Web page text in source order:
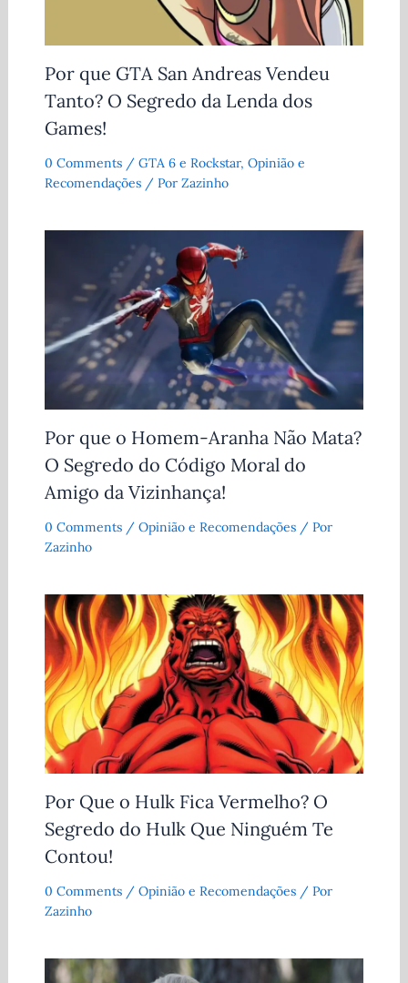
Por que GTA San Andreas Vendeu
Tanto? O Segredo da Lenda dos
Games!
0 Comments / GTA 6 e Rockstar, Opinião e
Recomendações/ Por Zazinho
Por que o Homem-Aranha Não Mata?
O Segredo do Código Moral do
Amigo da Vizinhança!
0 Comments / Opinião e Recomendações/ Por
Zazinho
Por Que o Hulk Fica Vermelho? O
Segredo do Hulk Que Ninguém Te
Contou!
0 Comments / Opinião e Recomendações/ Por
Zazinho